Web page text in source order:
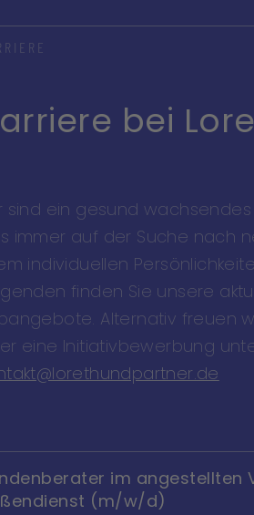
bei
sind ein gesund
immer auf der Suche nach
individuellen
finden Sie unsere
Alternativ freuen
eine Initiativbewerbung
im angestellten
(m/w/d)